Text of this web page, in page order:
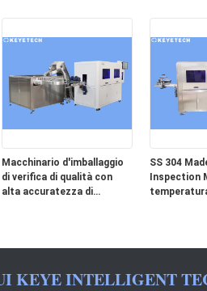
Macchinario d'imballaggio
di verifica di qualità con
alta accuratezza di
SS 304
Inspection
KEYE INTELLIGENT